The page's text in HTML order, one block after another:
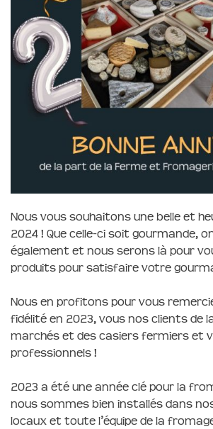
Nous vous souhaitons une belle et
2024 ! Que celle-ci soit gourmande,
également et nous serons là pour
produits pour satisfaire votre
Nous en profitons pour vous
fidélité en 2023, vous nos clients de
marchés et des casiers fermiers et
professionnels !
2023 a été une année clé pour la
nous sommes bien installés dans
locaux et toute l’équipe de la